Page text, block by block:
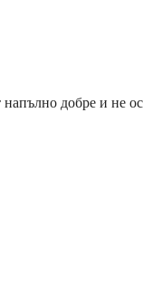
добре и не